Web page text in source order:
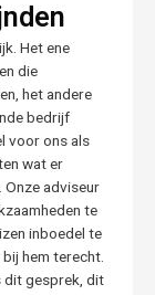
Het ene
die
het andere
bedrijf
voor ons als
wat er
Onze adviseur
te
inboedel te
hem terecht.
dit gesprek, dit